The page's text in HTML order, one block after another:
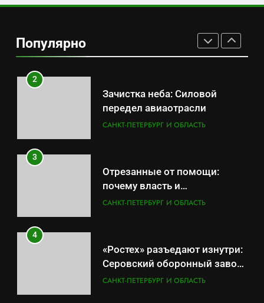
Популярно
Отставка Бречалова как
результат управленческих
провалов и уязвимости
САНКТ-ПЕТЕРБУРГ И ОБЛАСТЬ
2
Зачистка неба: Силовой
передел авиаотрасли
САНКТ-ПЕТЕРБУРГ И ОБЛАСТЬ
3
Отрезанные от помощи:
почему власть и
маркетплейсы «умывают
САНКТ-ПЕТЕРБУРГ И ОБЛАСТЬ
4
«Ростех» разъедают изнутри:
Серовский оборонный завод
идёт ко дну
САНКТ-ПЕТЕРБУРГ И ОБЛАСТЬ